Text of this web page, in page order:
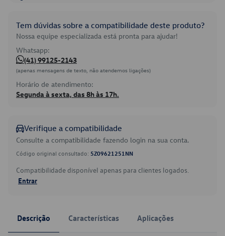
Tem dúvidas sobre a compatibilidade deste produto?
Nossa equipe especializada está pronta para ajudar!
Whatsapp:
(41) 99125-2143
(apenas mensagens de texto, não atendemos ligações)
Horário de atendimento:
Segunda à sexta, das 8h às 17h.
Verifique a compatibilidade
Consulte a compatibilidade fazendo login na sua conta.
Código original consultado: 5Z09621251NN
Compatibilidade disponível apenas para clientes logados.
Entrar
Descrição Características Aplicações